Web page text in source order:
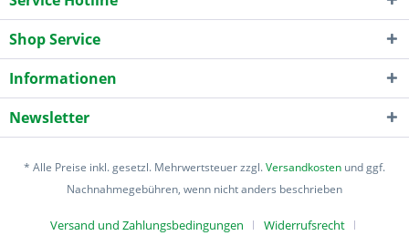
Shop Service
Informationen
Newsletter
* Alle Preise inkl. gesetzl. Mehrwertsteuer zzgl.Versandkosten und ggf.
Nachnahmegebühren, wenn nicht anders beschrieben
Versand und Zahlungsbedingungen Widerrufsrecht